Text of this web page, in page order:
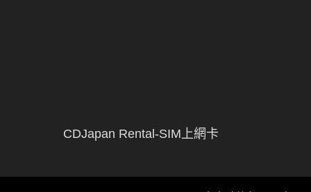
CDJapan Rental-SIM上網卡